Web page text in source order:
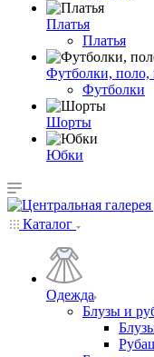
Платья
Платья
Футболки, поло,
Футболки
Шорты
Юбки
Каталог
Одежда
Блузы и